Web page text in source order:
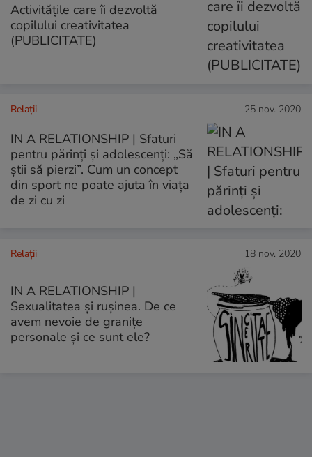
Activitățile care îi dezvoltă
copilului creativitatea
(PUBLICITATE)
Relații 25 nov. 2020
IN A RELATIONSHIP | Sfaturi
pentru părinți și adolescenți: „Să
știi să pierzi”. Cum un concept
din sport ne poate ajuta în viața
de zi cu zi
Relații 18 nov. 2020
IN A RELATIONSHIP |
Sexualitatea și rușinea. De ce
avem nevoie de granițe
personale și ce sunt ele?